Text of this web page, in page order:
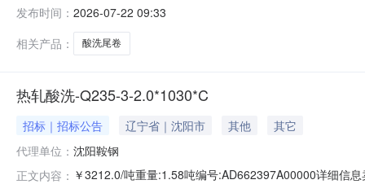
产线名称:冷轧1#线锌层重量代码描述:上表面锌层重量
发布时间： 2026-07-22 09:33
相关产品：
酸洗尾卷
热轧酸洗-Q235-3-2.0*1030*C
招标｜招标公告 辽宁省｜沈阳市 其他
其它
代理单位： 沈阳鞍钢
正文内容： ￥3212.0/吨重量:1.58吨编号:AD662397A00000详细信